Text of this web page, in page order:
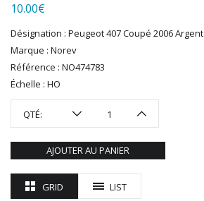
MAKETTE
MARLKIN
MKD
NOREV
NOVATEUR MODELES
PECO
PG mini
PN SUD MODELISME
PRINCE AUGUST
10.00€
Désignation : Peugeot 407 Coupé 2006 Argent
Marque : Norev
Référence : NO474783
Échelle : HO
QTÉ:
AJOUTER AU PANIER
GRID LIST